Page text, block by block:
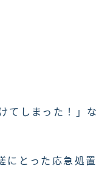
てしまった！」
とった応急処